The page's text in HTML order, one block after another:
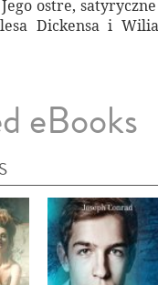
ostre,
Dickensa i
eBooks